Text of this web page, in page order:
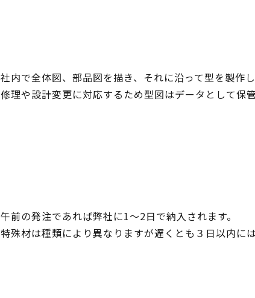
社内で全体図、部品図を描き、それに沿って型を製作し
修理や設計変更に対応するため型図はデータとして保管
午前の発注であれば弊社に1〜2日で納入されます。
特殊材は種類により異なりますが遅くとも３日以内には